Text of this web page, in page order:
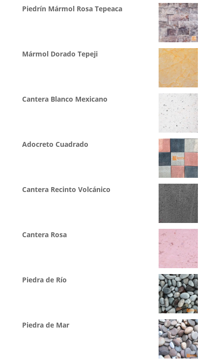
Piedrín Mármol Rosa Tepeaca
Mármol Dorado Tepeji
Cantera Blanco Mexicano
Adocreto Cuadrado
Cantera Recinto Volcánico
Cantera Rosa
Piedra de Río
Piedra de Mar